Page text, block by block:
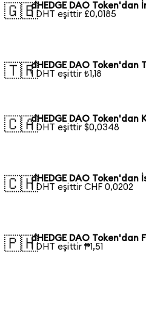
🇬🇧dHEDGE DAO Token'dan
1 DHT eşittir £0,0185
🇹🇷dHEDGE DAO Token'dan
1 DHT eşittir ₺1,18
🇨🇦dHEDGE DAO Token'dan
1 DHT eşittir $0,0348
🇨🇭dHEDGE DAO Token'dan
1 DHT eşittir CHF 0,0202
🇵🇭dHEDGE DAO Token'dan
1 DHT eşittir ₱1,51